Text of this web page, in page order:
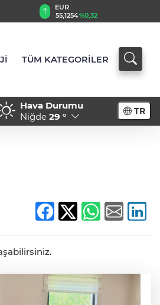
GBP
64,3468%0,38
TÜM KATEGORİLER
Hava Durumu
Niğde 29 ° TR